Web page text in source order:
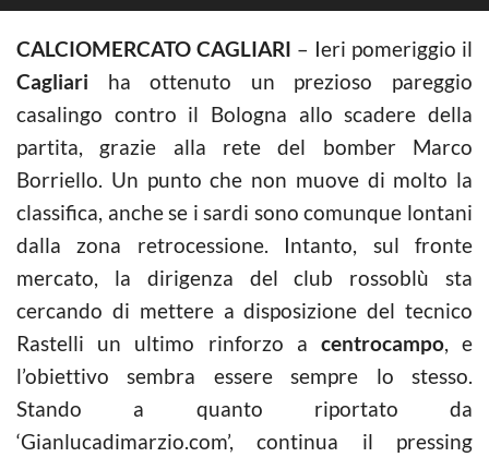
CALCIOMERCATO CAGLIARI – Ieri pomeriggio il
Cagliari ha ottenuto un prezioso pareggio
casalingo contro il Bologna allo scadere della
partita, grazie alla rete del bomber Marco
Borriello. Un punto che non muove di molto la
classifica, anche se i sardi sono comunque lontani
dalla zona retrocessione. Intanto, sul fronte
mercato, la dirigenza del club rossoblù sta
cercando di mettere a disposizione del tecnico
Rastelli un ultimo rinforzo a centrocampo, e
l’obiettivo sembra essere sempre lo stesso.
Stando a quanto riportato da
‘Gianlucadimarzio.com’, continua il pressing